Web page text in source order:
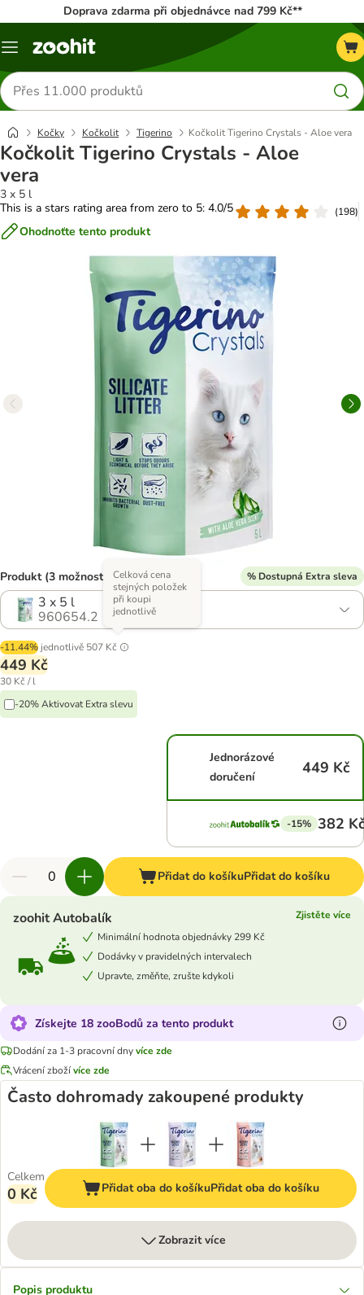
Doprava zdarma při objednávce nad 799 Kč**
Menu
Hledat
produkty
Kočky Kočkolit Tigerino Kočkolit Tigerino Crystals - Aloe vera
Kočkolit Tigerino Crystals - Aloe
vera
3 x 5 l
This is a stars rating area from zero to 5: 4.0/5
(198)
Ohodnoťte tento produkt
Produkt (3 možností) % Dostupná Extra sleva
3 x 5 l
960654.2
-11.44% jednotlivě 507 Kč
Celková cena
stejných položek
při koupi
jednotlivě
449 Kč
30 Kč / l
-20% Aktivovat Extra slevu
Jednorázové
doručení
449 Kč
-15% 382
Přidat do košíkuPřidat do košíku
zoohit Autobalík
Zjistěte více
Minimální hodnota objednávky 299 Kč
Dodávky v pravidelných intervalech
Upravte, změňte, zrušte kdykoli
Získejte 18 zooBodů za tento produkt
Dodání za 1-3 pracovní dnyvíce zde
Vrácení zbožívíce zde
Často dohromady zakoupené produkty
Celkem
0 Kč Přidat oba do košíkuPřidat oba do košíku
Zobrazit více
Popis produktu